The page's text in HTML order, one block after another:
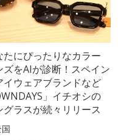
たにぴったりなカラー
ズをAIが診断！スペイン
イウェアブランドなど
」イチオシの
グラスが続々リリース